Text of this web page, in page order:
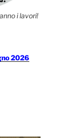
i lavori!
2026